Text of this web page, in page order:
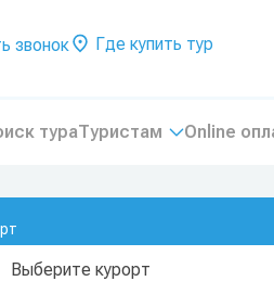
звонок Где купить тур
тураТуристам Online
Выберите курорт